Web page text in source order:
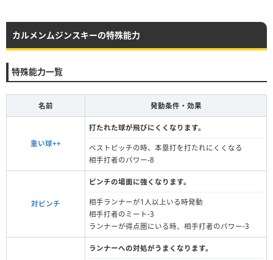
カルメンムジンスキーの特殊能力
特殊能力一覧
名前 発動条件・効果
重い球++
打たれた球が飛びにくくなります。
ベストピッチの時、本塁打を打たれにくくなる
相手打者のパワー-8
対ピンチ
ピンチの場面に強くなります。
相手ランナーが1人以上いる時発動
相手打者のミート-3
ランナーが得点圏にいる時、相手打者のパワー-3
ランナーへの対処がうまくなります。